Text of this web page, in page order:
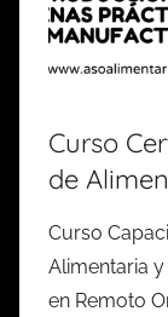
Curso
de
Curso
Alimentaria
en Remoto